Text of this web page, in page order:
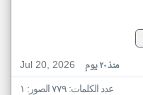
Jul 20, 2026
منذ ٢٠ يوم
عدد الكلمات: ٧٧٩ الصور: ١